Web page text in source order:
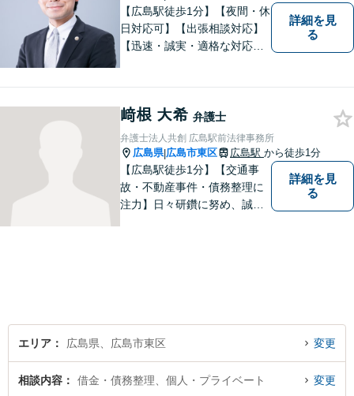
【広島駅徒歩1分】【夜間・休
日対応可】【出張相談対応】
【迅速・誠実・適格な対応】
重視しています。また、弊事
務所は迅速な対応・回答を最
優先にしています。
詳細を見
る
﨑根 大希 弁護士
弁護士法人共創 広島駅前法律事務所
広島県|広島市東区 広島駅 から徒歩1分
【広島駅徒歩1分】【交通事
故・不動産事件・債務整理に
注力】日々研鑽に努め、誠実
詳細を見
る
エリア 広島県、広島市東区 変更
相談内容 借金・債務整理、個人・プライベート 変更